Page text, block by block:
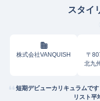
スタイ
株式会社VANQUISH
〒
北九
短期デビューカリキュラムで
リスト